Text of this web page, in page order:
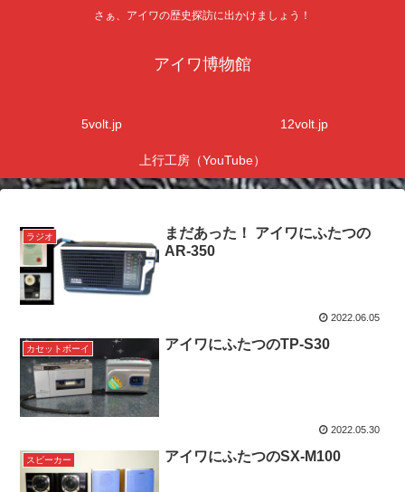
さぁ、アイワの歴史探訪に出かけましょう！
アイワ博物館
5volt.jp 12volt.jp
上行工房（YouTube）
ラジオ
まだあった！ アイワにふたつの
AR-350
2022.06.05
カセットボーイ アイワにふたつのTP-S30
2022.05.30
スピーカー アイワにふたつのSX-M100